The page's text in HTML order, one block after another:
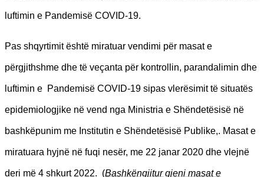
luftimin e Pandemisë COVID-19.
Pas shqyrtimit është miratuar vendimi për masat e
përgjithshme dhe të veçanta për kontrollin, parandalimin dhe
luftimin e Pandemisë COVID-19 sipas vlerësimit të situatës
epidemiologjike në vend nga Ministria e Shëndetësisë në
bashkëpunim me Institutin e Shëndetësisë Publike,. Masat e
miratuara hyjnë në fuqi nesër, me 22 janar 2020 dhe vlejnë
deri më 4 shkurt 2022. (Bashkëngjitur gjeni masat e